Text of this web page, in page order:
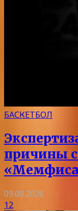
БАСКЕТБОЛ
причины
09.08.2026
12